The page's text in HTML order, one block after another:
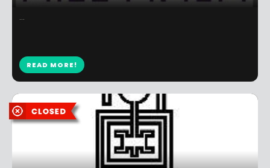
...
READ MORE!